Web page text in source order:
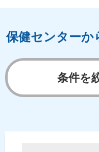
保健センターか
条件を